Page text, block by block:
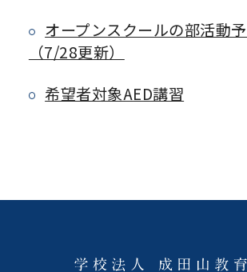
オープンスクールの部活動
（7/28更新）
希望者対象AED講習